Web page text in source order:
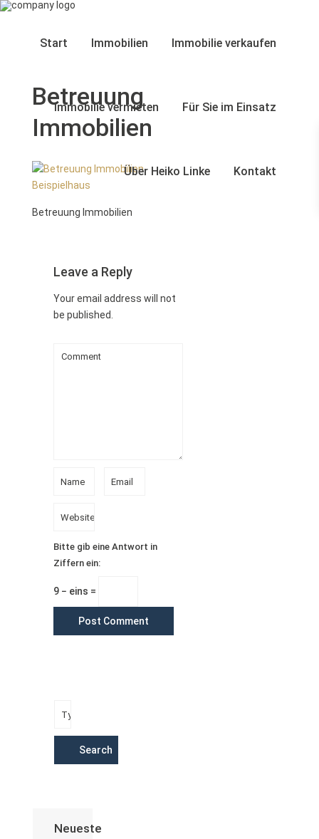
Start Immobilien Immobilie verkaufen
Immobilie vermieten Für Sie im Einsatz
Über Heiko Linke Kontakt
Betreuung
Immobilien
Betreuung Immobilien
Leave a Reply
Your email address will not
be published.
Bitte gib eine Antwort in
Ziffern ein:
9 − eins =
Search
Neueste